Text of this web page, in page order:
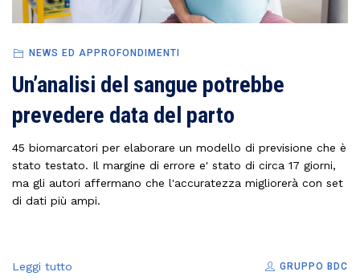
NEWS ED APPROFONDIMENTI
Un’analisi del sangue potrebbe
prevedere data del parto
45 biomarcatori per elaborare un modello di previsione che è
stato testato. Il margine di errore e' stato di circa 17 giorni,
ma gli autori affermano che l'accuratezza migliorerà con set
di dati più ampi.
Leggi tutto GRUPPO BDC